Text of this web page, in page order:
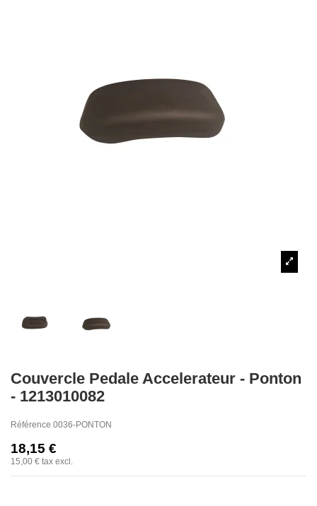
Couvercle Pedale Accelerateur - Ponton
- 1213010082
Référence 0036-PONTON
18,15 €
15,00 € tax excl.